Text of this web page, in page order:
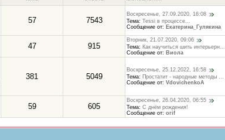
57 7543
Воскресенье, 27.09.2020, 16:08
Тема: Tessi в процессе...
Сообщение от: Екатерина_Гулякина
47 915
Вторник, 21.07.2020, 09:06
Тема: Как научиться шить интерьерн...
Сообщение от: Виола
381 5049
Воскресенье, 25.12.2022, 16:58
Тема: Простатит - народные методы ...
Сообщение от: VdovichenkoA
59 605
Воскресенье, 26.04.2020, 06:55
Тема: С днём рождения!
Сообщение от: orif